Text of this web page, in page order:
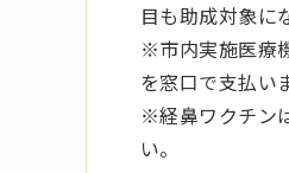
目も助成対象に
※市内実施医療
を窓口で支払い
※経鼻ワクチン
い。